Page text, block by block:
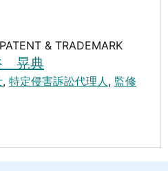
& TRADEMARK
晃典
, 特定侵害訴訟代理人, 監修